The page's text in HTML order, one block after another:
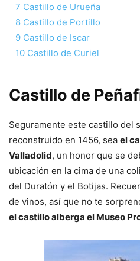
7 Castillo de Urueña
8 Castillo de Portillo
9 Castillo de Iscar
10 Castillo de Curiel
Castillo de
Seguramente este castillo del
reconstruido en 1456, sea el
Valladolid, un honor que se
ubicación en la cima de una
del Duratón y el Botijas.
de vinos, así que no te
el castillo alberga el Museo